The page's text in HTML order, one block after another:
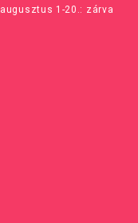
augusztus 1-20.: zárva